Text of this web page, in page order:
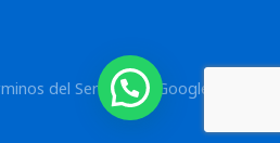
del Serviciode Google.
ayuda?